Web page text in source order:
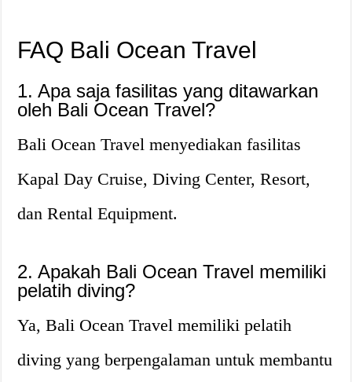
FAQ Bali Ocean Travel
1. Apa saja fasilitas yang ditawarkan
oleh Bali Ocean Travel?
Bali Ocean Travel menyediakan fasilitas
Kapal Day Cruise, Diving Center, Resort,
dan Rental Equipment.
2. Apakah Bali Ocean Travel memiliki
pelatih diving?
Ya, Bali Ocean Travel memiliki pelatih
diving yang berpengalaman untuk membantu